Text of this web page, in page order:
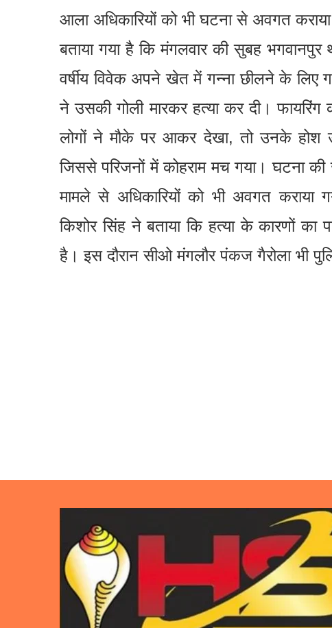
आला अधिकारियों को भी घटना से अवगत
बताया गया है कि मंगलवार की सुबह भगवानपुर
वर्षीय विवेक अपने खेत में गन्ना छीलने के लिए
ने उसकी गोली मारकर हत्या कर दी।
लोगों ने मौके पर आकर देखा, तो उनके
जिससे परिजनों में कोहराम मच गया। घटना की
मामले से अधिकारियों को भी अवगत कराया
किशोर सिंह ने बताया कि हत्या के कारणों
है। इस दौरान सीओ मंगलौर पंकज गैरोला भी